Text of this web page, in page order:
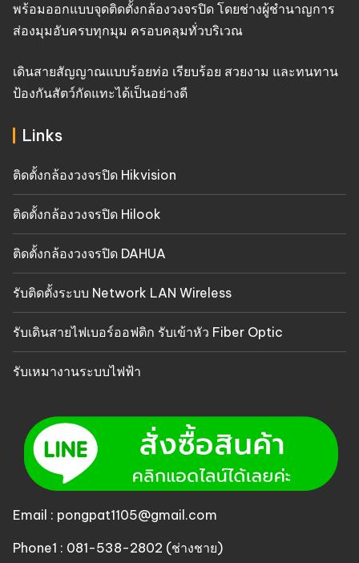
พร้อมออกแบบจุดติดตั้งกล้องวงจรปิด โดยช่างผู้ชำนาญการ
ส่องมุมอับครบทุกมุม ครอบคลุมทั่วบริเวณ
เดินสายสัญญาณแบบร้อยท่อ เรียบร้อย สวยงาม และทนทาน
ป้องกันสัตว์กัดแทะได้เป็นอย่างดี
Links
ติดตั้งกล้องวงจรปิด Hikvision
ติดตั้งกล้องวงจรปิด Hilook
ติดตั้งกล้องวงจรปิด DAHUA
รับติดตั้งระบบ Network LAN Wireless
รับเดินสายไฟเบอร์ออฟติก รับเข้าหัว Fiber Optic
รับเหมางานระบบไฟฟ้า
Email : pongpat1105@gmail.com
Phone1 : 081-538-2802 (ช่างชาย)